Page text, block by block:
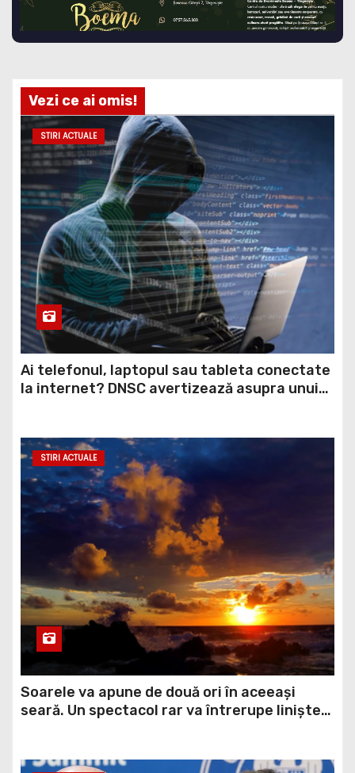
Vezi ce ai omis!
STIRI ACTUALE
Ai telefonul, laptopul sau tableta conectate
la internet? DNSC avertizează asupra unui
STIRI ACTUALE
Soarele va apune de două ori în aceeași
seară. Un spectacol rar va întrerupe liniștea